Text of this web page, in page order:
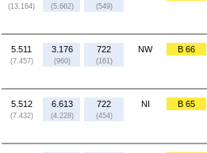
(13.164) (5.662) (549)
5.511
(7.457)
3.176
(960)
722
(161)
NW B 66
5.512
(7.432)
6.613
(4.228)
722
(454)
NI B 65